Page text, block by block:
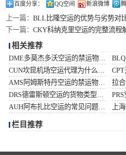
百度分享： QQ空间 新浪微博
上一篇： BLL比隆空运的优势与劣势对
下一篇： CKY科纳克里空运的完整流程
相关推荐
拉
PRS
上
栏目推荐
巴基斯坦空运
澳大利亚空运
俄罗斯空运
加拿大空运
伊朗空运